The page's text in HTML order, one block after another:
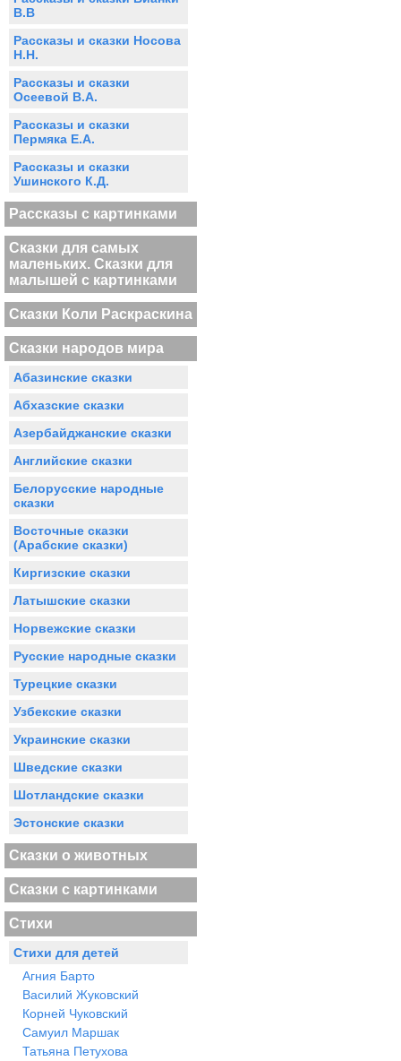
В.В
Рассказы и сказки Носова
Н.Н.
Рассказы и сказки
Осеевой В.А.
Рассказы и сказки
Пермяка Е.А.
Рассказы и сказки
Ушинского К.Д.
Рассказы с картинками
Сказки для самых
маленьких. Сказки для
малышей с картинками
Сказки Коли Раскраскина
Сказки народов мира
Абазинские сказки
Абхазские сказки
Азербайджанские сказки
Английские сказки
Белорусские народные
сказки
Восточные сказки
(Арабские сказки)
Киргизские сказки
Латышские сказки
Норвежские сказки
Русские народные сказки
Турецкие сказки
Узбекские сказки
Украинские сказки
Шведские сказки
Шотландские сказки
Эстонские сказки
Сказки о животных
Сказки с картинками
Стихи
Стихи для детей
Агния Барто
Василий Жуковский
Корней Чуковский
Самуил Маршак
Татьяна Петухова